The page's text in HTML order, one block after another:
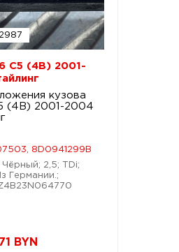
C5 (4B) 2001-
кузова
(4B) 2001-2004
8D0941299B
Чёрный; 2,5; TDi;
Германии.;
71 BYN